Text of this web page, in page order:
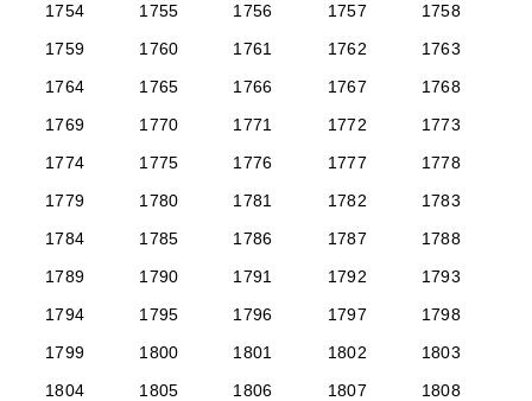
1754
1755 1756 1757
1758
1759
1760 1761 1762
1763
1764
1765 1766 1767
1768
1769
1770 1771 1772
1773
1774
1775 1776 1777
1778
1779
1780 1781 1782
1783
1784
1785 1786 1787
1788
1789
1790 1791 1792
1793
1794
1795 1796 1797
1798
1799
1800 1801 1802
1803
1804
1805 1806 1807
1808